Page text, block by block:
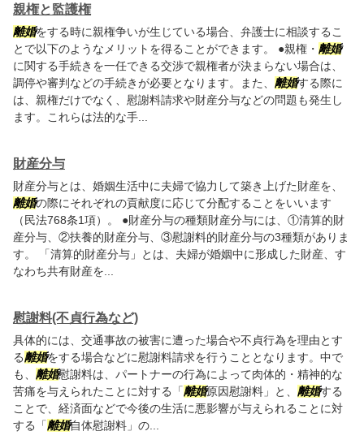
親権と監護権
離婚をする時に親権争いが生じている場合、弁護士に相談するこ
とで以下のようなメリットを得ることができます。 ●親権・ 離婚
に関する手続きを一任できる交渉で親権者が決まらない場合は、
調停や審判などの手続きが必要となります。また、 離婚する際に
は、親権だけでなく、慰謝料請求や財産分与などの問題も発生し
ます。これらは法的な手...
財産分与
財産分与とは、婚姻生活中に夫婦で協力して築き上げた財産を、
離婚の際にそれぞれの貢献度に応じて分配することをいいます
（民法768条1項）。 ●財産分与の種類財産分与には、①清算的財
産分与、②扶養的財産分与、③慰謝料的財産分与の3種類がありま
す。 「清算的財産分与」とは、夫婦が婚姻中に形成した財産、す
なわち共有財産を...
慰謝料(不貞行為など)
具体的には、交通事故の被害に遭った場合や不貞行為を理由とす
る離婚をする場合などに慰謝料請求を行うこととなります。中で
も、 離婚慰謝料は、パートナーの行為によって肉体的・精神的な
苦痛を与えられたことに対する「離婚原因慰謝料」と、 離婚する
ことで、経済面などで今後の生活に悪影響が与えられることに対
する「離婚自体慰謝料」の...